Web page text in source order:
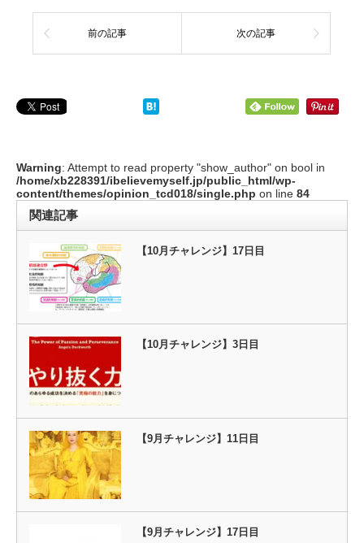
前の記事 次の記事
Warning: Attempt to read property "show_author" on bool in
/home/xb228391/ibelievemyself.jp/public_html/wp-
content/themes/opinion_tcd018/single.php on line 84
関連記事
【10月チャレンジ】17日目
【10月チャレンジ】3日目
【9月チャレンジ】11日目
【9月チャレンジ】17日目